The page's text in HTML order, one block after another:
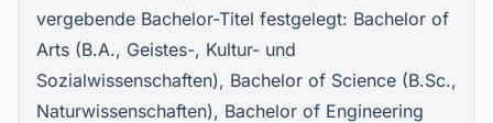
vergebende Bachelor-Titel festgelegt: Bachelor of
Arts (B.A., Geistes-, Kultur- und
Sozialwissenschaften), Bachelor of Science (B.Sc.,
Naturwissenschaften), Bachelor of Engineering